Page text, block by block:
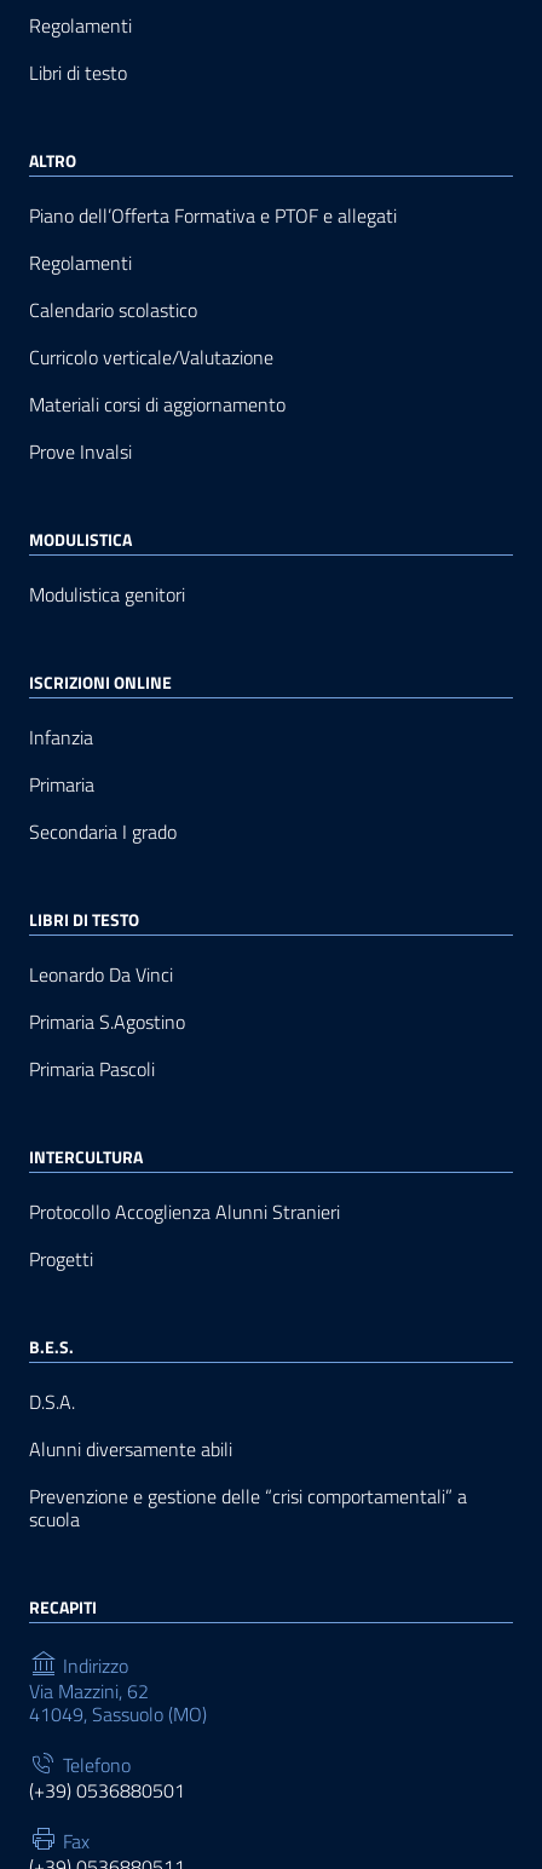
Regolamenti
Libri di testo
ALTRO
Piano dell’Offerta Formativa e PTOF e allegati
Regolamenti
Calendario scolastico
Curricolo verticale/Valutazione
Materiali corsi di aggiornamento
Prove Invalsi
MODULISTICA
Modulistica genitori
ISCRIZIONI ONLINE
Infanzia
Primaria
Secondaria I grado
LIBRI DI TESTO
Leonardo Da Vinci
Primaria S.Agostino
Primaria Pascoli
INTERCULTURA
Protocollo Accoglienza Alunni Stranieri
Progetti
B.E.S.
D.S.A.
Alunni diversamente abili
Prevenzione e gestione delle “crisi comportamentali” a
scuola
RECAPITI
Indirizzo
Via Mazzini, 62
41049, Sassuolo (MO)
Telefono
(+39) 0536880501
Fax